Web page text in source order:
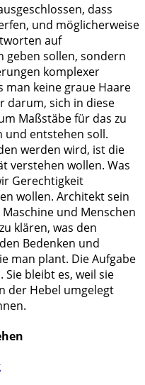
dass
und möglicherweise
auf
geben sollen, sondern
komplexer
keine graue Haare
darum, sich in diese
Maßstäbe für das zu
und entstehen soll.
werden wird, ist die
verstehen wollen. Was
Gerechtigkeit
wollen. Architekt sein
und Menschen
klären, was den
Bedenken und
man plant. Die Aufgabe
bleibt es, weil sie
der Hebel umgelegt